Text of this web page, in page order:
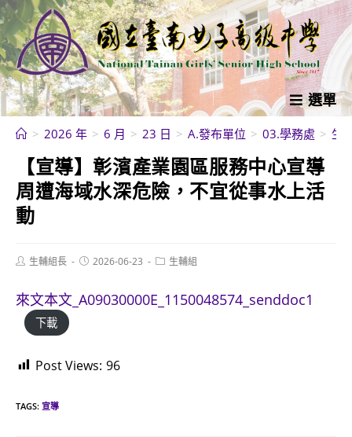
跳
轉
至
主
要
內
選單
> 2026 年 > 6 月 > 23 日 > A.發布單位 > 03.學務處 > 生
【宣導】彰濱產業園區服務中心宣導
周遭海域水深危險，不宜從事水上活
動
Post生輔組長
Post2026-06-23
Post生輔組
來文本文_A09030000E_1150048574_senddoc1
下載
Post Views: 96
TAGS: 宣導